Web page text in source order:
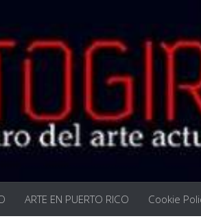
ARTE EN PUERTO RICO Cookie